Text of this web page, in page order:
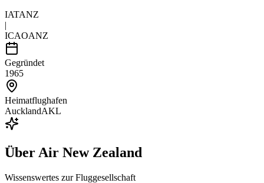
IATANZ
|
ICAOANZ
Gegründet
1965
Heimatflughafen
AucklandAKL
Über Air New Zealand
Wissenswertes zur Fluggesellschaft